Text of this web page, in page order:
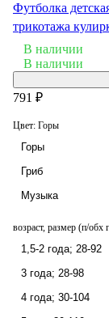
Футболка
трикотажа
В наличии
В наличии
791 ₽
Цвет: Горы
Горы
Гриб
Музыка
возраст, размер (п/обх
1,5-2 года; 28-92
3 года; 28-98
4 года; 30-104